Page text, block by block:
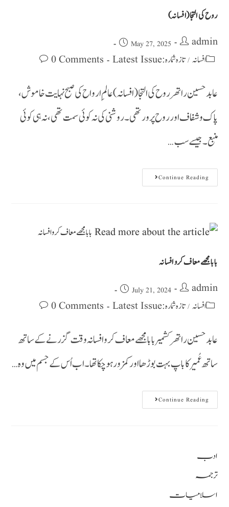
روح کی التجا(افسانہ)
admin
May 27, 2025
افسانہ / تازہ شمارہ : Latest Issue 0 Comments
عابد حسین راتھر روح کی التجا(افسانہ) عالمِ ارواح کی صبح نہایت خاموش،
پاک وشفاف اور روح پرور تھی۔ روشنی کی نہ کوئی سمت تھی، نہ ہی کوئی
منبع۔ جیسے سب…
Continue Reading
بابا مجھے معاف کرو افسانہ
admin
July 21, 2024
افسانہ / تازہ شمارہ : Latest Issue 0 Comments
عابد حسین راتھر کشمیر بابا مجھے معاف کرو افسانہ وقت گزرنے کے ساتھ
ساتھ عُمیر کا باپ بہت بوڑھا اور کمزور ہو چکا تھا۔ اب اُس کے جسم میں وہ…
Continue Reading
ادب
ترجمہ
اسلامیات